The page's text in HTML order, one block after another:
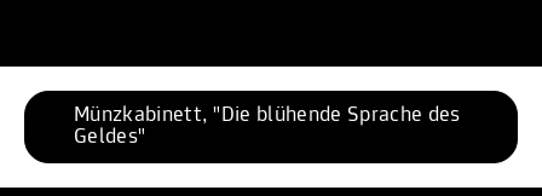
Münzkabinett, "Die blühende Sprache des
Geldes"